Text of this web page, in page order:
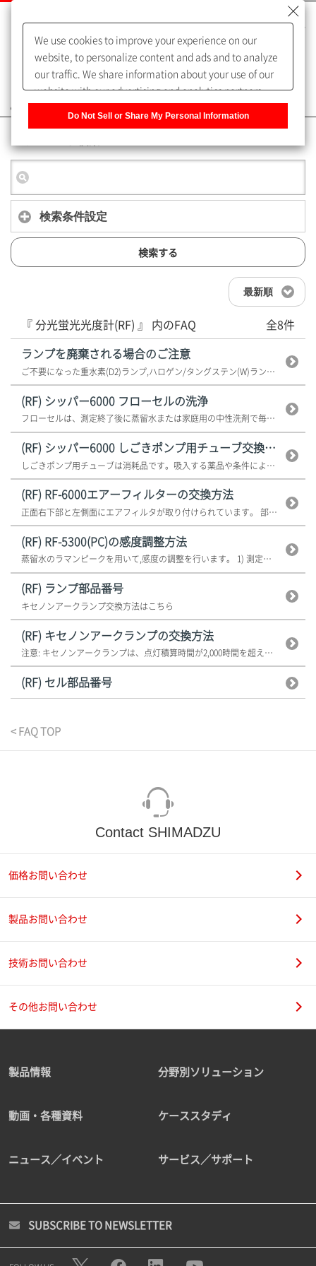
よくあるご質問（FAQ）
検索条件設定
検索する
最新順
『 分光蛍光光度計(RF) 』 内のFAQ 全8件
ランプを廃棄される場合のご注意
ご不要になった重水素(D2)ランプ,ハロゲン/タングステン(W)ランプ,キ...
(RF) シッパー6000 フローセルの洗浄
フローセルは、測定終了後に蒸留水または家庭用の中性洗剤で毎回洗浄してくださ...
(RF) シッパー6000 しごきポンプ用チューブ交換方法
しごきポンプ用チューブは消耗品です。吸入する薬品や条件によってチューブの寿...
(RF) RF-6000エアーフィルターの交換方法
正面右下部と左側面にエアフィルタが取り付けられています。 部品番号:...
(RF) RF-5300(PC)の感度調整方法
蒸留水のラマンピークを用いて,感度の調整を行います。 1) 測定モー...
(RF) ランプ部品番号
キセノンアークランプ交換方法はこちら
(RF) キセノンアークランプの交換方法
注意: キセノンアークランプは、点灯積算時間が2,000時間を超えたら交換...
(RF) セル部品番号
< FAQ TOP
Contact SHIMADZU
価格お問い合わせ
製品お問い合わせ
技術お問い合わせ
その他お問い合わせ
製品情報 分野別ソリューション
動画・各種資料 ケーススタディ
ニュース／イベント サービス／サポート
SUBSCRIBE TO NEWSLETTER
We use cookies to improve your experience on our
website, to personalize content and ads and to analyze
our traffic. We share information about your use of our
website with our advertising and analytics partners,
of our sharing information about you with our partners.
Information] to customize your cookie settings on our
website. Privacy Policy
Do Not Sell or Share My Personal Information